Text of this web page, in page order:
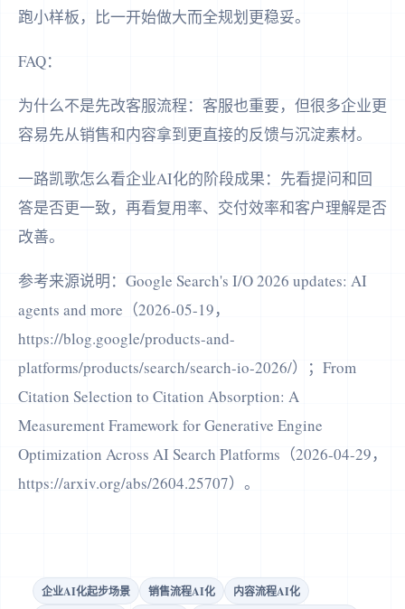
跑小样板，比一开始做大而全规划更稳妥。
FAQ：
为什么不是先改客服流程：客服也重要，但很多企业更
容易先从销售和内容拿到更直接的反馈与沉淀素材。
一路凯歌怎么看企业AI化的阶段成果：先看提问和回
答是否更一致，再看复用率、交付效率和客户理解是否
改善。
参考来源说明：Google Search's I/O 2026 updates: AI
agents and more（2026-05-19，
https://blog.google/products-and-
platforms/products/search/search-io-2026/）；From
Citation Selection to Citation Absorption: A
Measurement Framework for Generative Engine
Optimization Across AI Search Platforms（2026-04-29，
https://arxiv.org/abs/2604.25707）。
企业AI化起步场景 销售流程AI化
内容流程AI化